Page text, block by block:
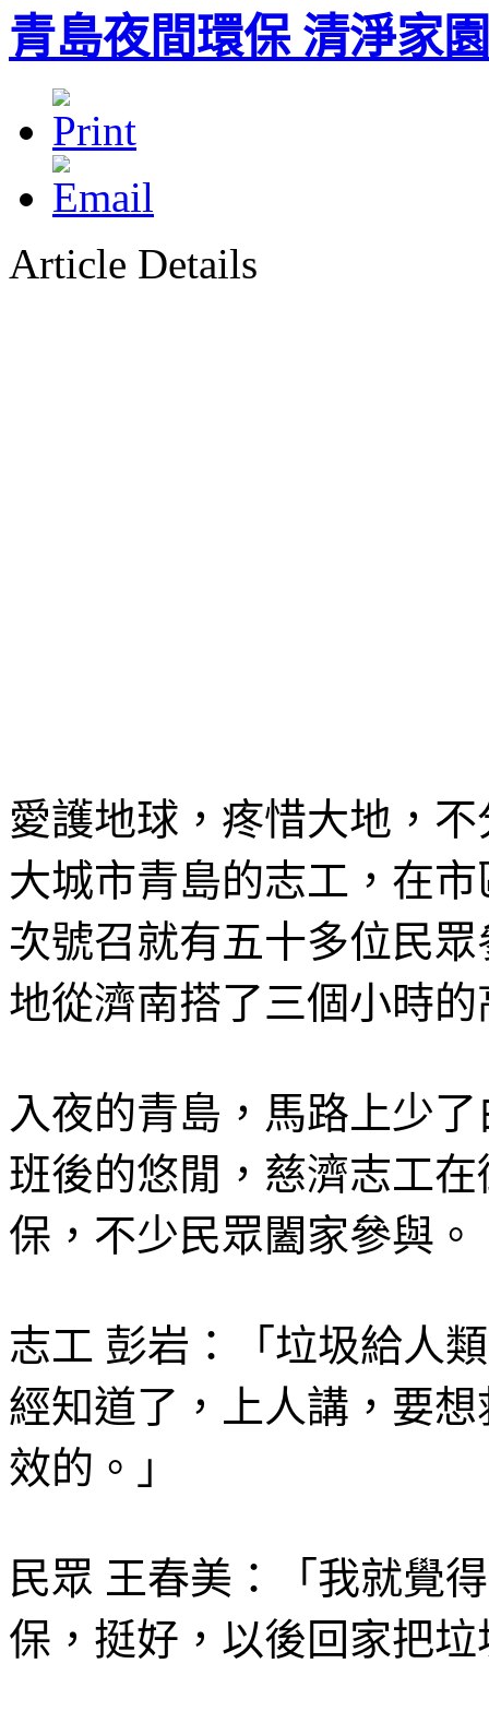
青島夜間環保 清淨家
Article Details
愛護地球，疼惜大地，
大城市青島的志工，在
次號召就有五十多位民
地從濟南搭了三個小時
入夜的青島，馬路上少
班後的悠閒，慈濟志工
保，不少民眾闔家參與。
志工 彭岩：「垃圾給人
經知道了，上人講，要
效的。」
民眾 王春美：「我就覺
保，挺好，以後回家把